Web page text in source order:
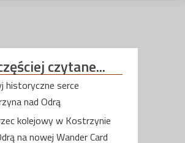
czytane...
historyczne serce
nad Odrą
kolejowy w Kostrzynie
na nowej Wander Card